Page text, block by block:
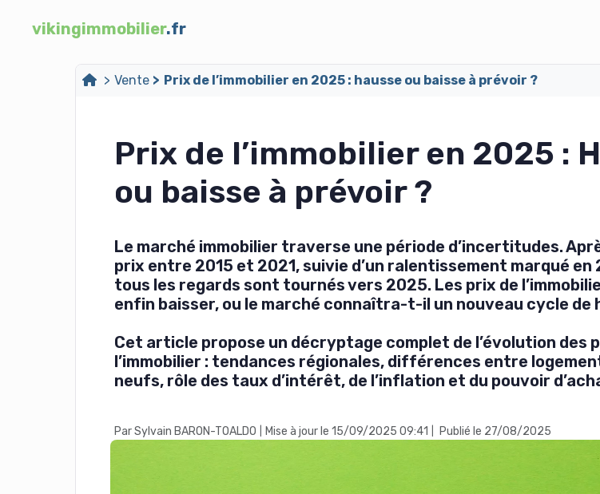
vikingimmobilier.fr
Vente Prix de l’immobilier en 2025 : hausse ou baisse à prévoir ?
Prix de l’immobilier en 2025 :
ou baisse à prévoir ?
Le marché immobilier traverse une période d’incertitudes.
prix entre 2015 et 2021, suivie d’un ralentissement marqué
tous les regards sont tournés vers 2025. Les prix de
enfin baisser, ou le marché connaîtra-t-il un nouveau cycle de
Cet article propose un décryptage complet de l’évolution des
l’immobilier : tendances régionales, différences entre
neufs, rôle des taux d’intérêt, de l’inflation et du pouvoir
Par Sylvain BARON-TOALDO Mise à jour le 15/09/2025 09:41 Publié le 27/08/2025